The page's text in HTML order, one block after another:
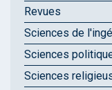
Revues
Sciences de
Sciences
Sciences